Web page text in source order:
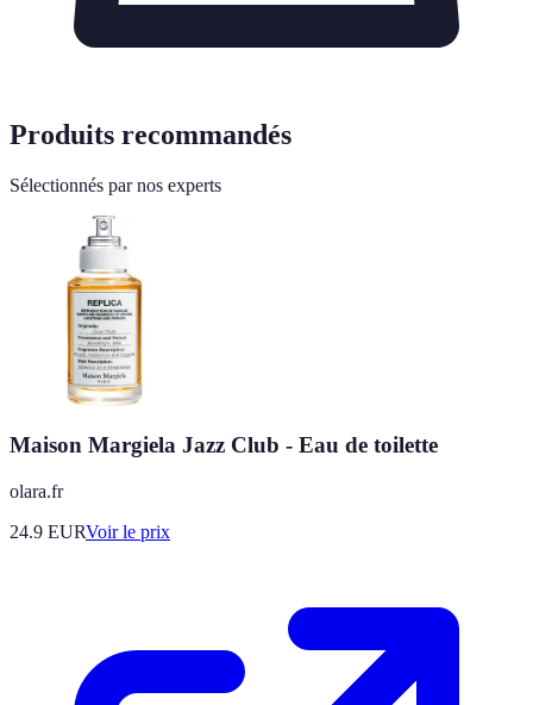
Produits recommandés
Sélectionnés par nos experts
Maison Margiela Jazz Club - Eau de toilette
olara.fr
24.9 EURVoir le prix